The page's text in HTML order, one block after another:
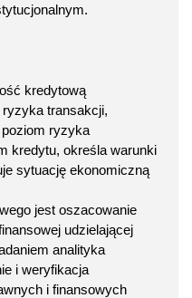
kredytową
transakcji,
ryzyka
kredytu, określa warunki
sytuację ekonomiczną
jest oszacowanie
udzielającej
analityka
i weryfikacja
i finansowych